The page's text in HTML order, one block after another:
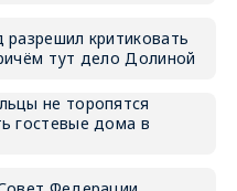
разрешил критиковать
тут дело Долиной
не торопятся
гостевые дома в